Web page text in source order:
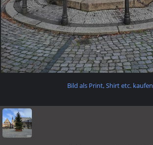
Bild als Print, Shirt etc. kaufen